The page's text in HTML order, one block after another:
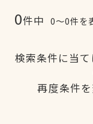
0件中 0〜0件を
検索条件に当
再度条件を